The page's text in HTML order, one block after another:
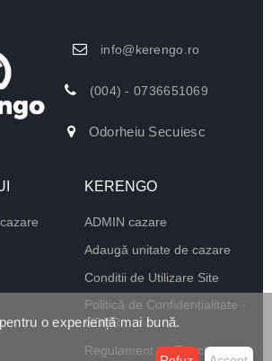
info@kerengo.ro
(004) - 0736651069
Odorheiu Secuiesc
KERENGO
ADMIN cazare
Adaugă unitate de cazare
Conditii de Utilizare Site
Politică de Confidențialitate -
GDPR
Regulament de Funcționare
o experiență mai bună.